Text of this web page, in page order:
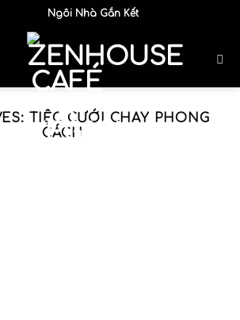
Ngôi Nhà Gắn Kết Yêu Thương
TIỆC CƯỚI CHAY PHONG
CÁCH